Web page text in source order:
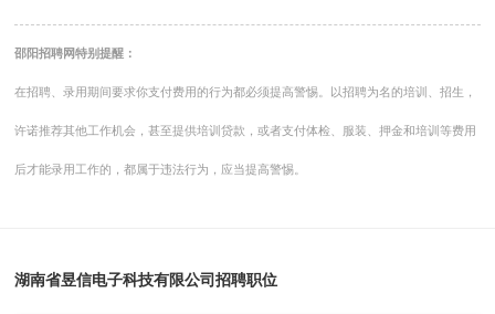
邵阳招聘网特别提醒：
在招聘、录用期间要求你支付费用的行为都必须提高警惕。以招聘为名的培训、招生，
许诺推荐其他工作机会，甚至提供培训贷款，或者支付体检、服装、押金和培训等费用
后才能录用工作的，都属于违法行为，应当提高警惕。
湖南省昱信电子科技有限公司招聘职位